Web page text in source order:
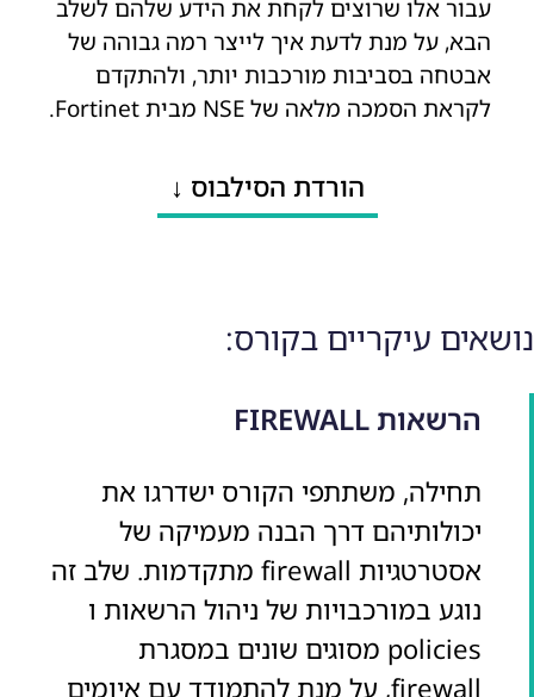
עבור אלו שרוצים לקחת את הידע שלהם לשלב
הבא, על מנת לדעת איך לייצר רמה גבוהה של
אבטחה בסביבות מורכבות יותר, ולהתקדם
לקראת הסמכה מלאה של NSE מבית Fortinet.
הורדת הסילבוס ↓
נושאים עיקריים בקורס:
הרשאות FIREWALL
תחילה, משתתפי הקורס ישדרגו את
יכולותיהם דרך הבנה מעמיקה של
אסטרטגיות firewall מתקדמות. שלב זה
נוגע במורכבויות של ניהול הרשאות ו
policies מסוגים שונים במסגרת
firewall, על מנת להתמודד עם איומים